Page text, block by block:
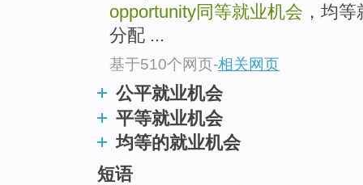
opportunity同等就业机会 ，均
分配 ...
基于510个网页-相关网页
公平就业机会
平等就业机会
均等的就业机会
短语